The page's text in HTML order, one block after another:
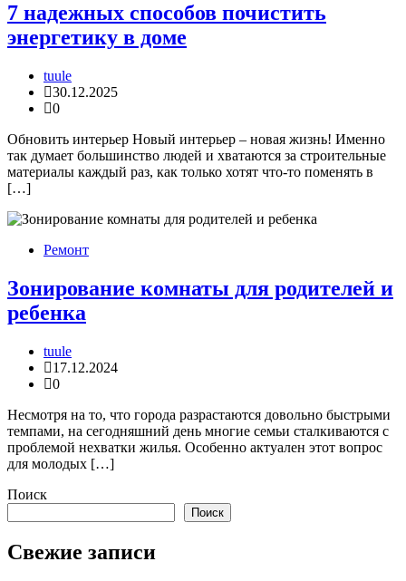
7 надежных способов почистить
энергетику в доме
tuule
30.12.2025
0
Обновить интерьер Новый интерьер – новая жизнь! Именно
так думает большинство людей и хватаются за строительные
материалы каждый раз, как только хотят что-то поменять в
[…]
Ремонт
Зонирование комнаты для родителей и
ребенка
tuule
17.12.2024
0
Несмотря на то, что города разрастаются довольно быстрыми
темпами, на сегодняшний день многие семьи сталкиваются с
проблемой нехватки жилья. Особенно актуален этот вопрос
для молодых […]
Поиск
Поиск
Свежие записи